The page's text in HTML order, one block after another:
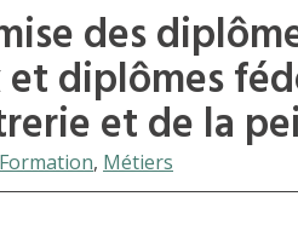
des
diplômes
et de la
Formation, Métiers